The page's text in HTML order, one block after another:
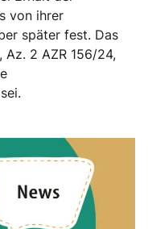
von ihrer
später fest. Das
2 AZR 156/24,